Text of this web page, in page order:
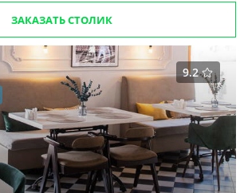
ЗАКАЗАТЬ СТОЛИК
9.2